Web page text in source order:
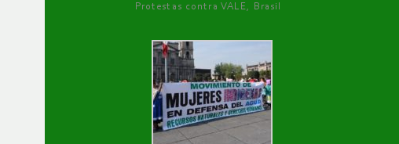
Protestas contra VALE, Brasil